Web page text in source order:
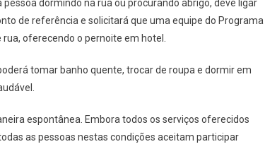
dormindo na rua ou procurando abrigo, deve ligar
de referência e solicitará que uma equipe do Programa
oferecendo o pernoite em hotel.
tomar banho quente, trocar de roupa e dormir em
espontânea. Embora todos os serviços oferecidos
as pessoas nestas condições aceitam participar